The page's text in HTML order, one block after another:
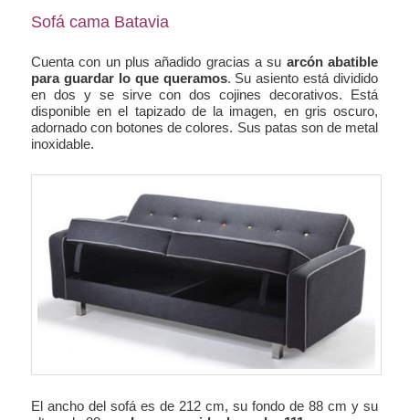
Sofá cama Batavia
Cuenta con un plus añadido gracias a su arcón abatible
para guardar lo que queramos. Su asiento está dividido
en dos y se sirve con dos cojines decorativos. Está
disponible en el tapizado de la imagen, en gris oscuro,
adornado con botones de colores. Sus patas son de metal
inoxidable.
El ancho del sofá es de 212 cm, su fondo de 88 cm y su